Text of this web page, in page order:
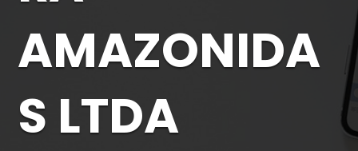
AMAZONIDA
S LTDA